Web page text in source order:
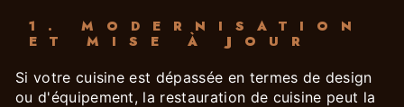
1. MODERNISATION
ET MISE À JOUR
Si votre cuisine est dépassée en termes de design
ou d'équipement, la restauration de cuisine peut la